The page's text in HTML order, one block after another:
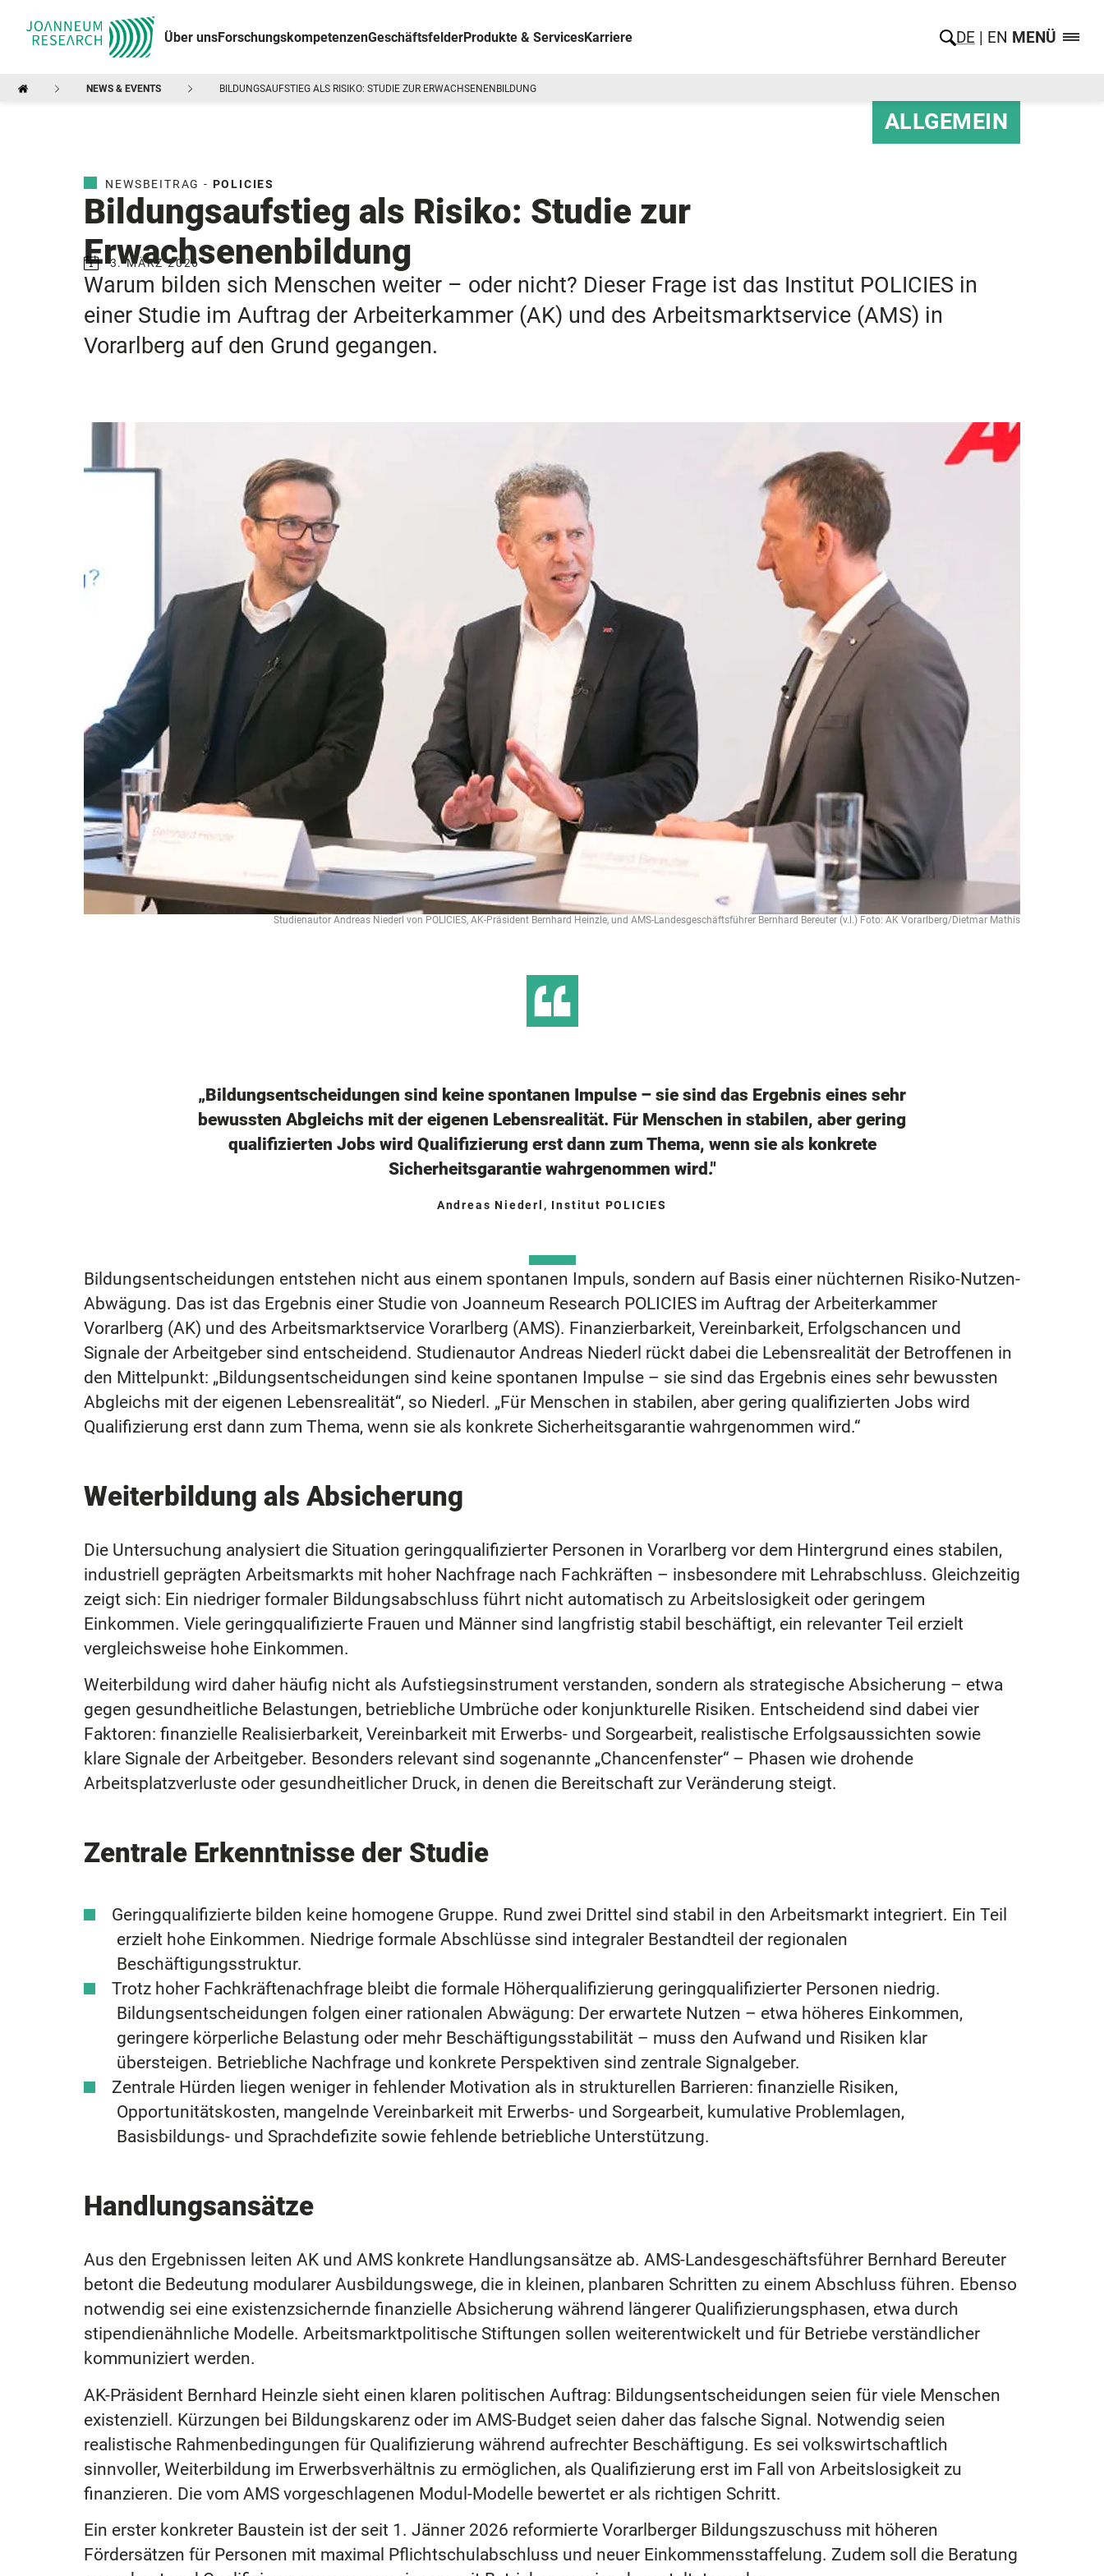
Über unsForschungskompetenzenGeschäftsfelderProdukte & ServicesKarriere DE EN MENÜ
NEWS & EVENTS BILDUNGSAUFSTIEG ALS RISIKO: STUDIE ZUR ERWACHSENENBILDUNG
ALLGEMEIN
NEWSBEITRAG - POLICIES
Bildungsaufstieg als Risiko: Studie zur
Erwachsenenbildung
3. MÄRZ 2026
Warum bilden sich Menschen weiter – oder nicht? Dieser Frage ist das Institut POLICIES in
einer Studie im Auftrag der Arbeiterkammer (AK) und des Arbeitsmarktservice (AMS) in
Vorarlberg auf den Grund gegangen.
Studienautor Andreas Niederl von POLICIES, AK-Präsident Bernhard Heinzle, und AMS-Landesgeschäftsführer Bernhard Bereuter (v.l.) Foto: AK Vorarlberg/Dietmar Mathis
„Bildungsentscheidungen sind keine spontanen Impulse – sie sind das Ergebnis eines sehr
bewussten Abgleichs mit der eigenen Lebensrealität. Für Menschen in stabilen, aber gering
qualifizierten Jobs wird Qualifizierung erst dann zum Thema, wenn sie als konkrete
Sicherheitsgarantie wahrgenommen wird."
Andreas Niederl, Institut POLICIES
Bildungsentscheidungen entstehen nicht aus einem spontanen Impuls, sondern auf Basis einer nüchternen Risiko-Nutzen-
Abwägung. Das ist das Ergebnis einer Studie von Joanneum Research POLICIES im Auftrag der Arbeiterkammer
Vorarlberg (AK) und des Arbeitsmarktservice Vorarlberg (AMS). Finanzierbarkeit, Vereinbarkeit, Erfolgschancen und
Signale der Arbeitgeber sind entscheidend. Studienautor Andreas Niederl rückt dabei die Lebensrealität der Betroffenen in
den Mittelpunkt: „Bildungsentscheidungen sind keine spontanen Impulse – sie sind das Ergebnis eines sehr bewussten
Abgleichs mit der eigenen Lebensrealität“, so Niederl. „Für Menschen in stabilen, aber gering qualifizierten Jobs wird
Qualifizierung erst dann zum Thema, wenn sie als konkrete Sicherheitsgarantie wahrgenommen wird.“
Weiterbildung als Absicherung
Die Untersuchung analysiert die Situation geringqualifizierter Personen in Vorarlberg vor dem Hintergrund eines stabilen,
industriell geprägten Arbeitsmarkts mit hoher Nachfrage nach Fachkräften – insbesondere mit Lehrabschluss. Gleichzeitig
zeigt sich: Ein niedriger formaler Bildungsabschluss führt nicht automatisch zu Arbeitslosigkeit oder geringem
Einkommen. Viele geringqualifizierte Frauen und Männer sind langfristig stabil beschäftigt, ein relevanter Teil erzielt
vergleichsweise hohe Einkommen.
Weiterbildung wird daher häufig nicht als Aufstiegsinstrument verstanden, sondern als strategische Absicherung – etwa
gegen gesundheitliche Belastungen, betriebliche Umbrüche oder konjunkturelle Risiken. Entscheidend sind dabei vier
Faktoren: finanzielle Realisierbarkeit, Vereinbarkeit mit Erwerbs- und Sorgearbeit, realistische Erfolgsaussichten sowie
klare Signale der Arbeitgeber. Besonders relevant sind sogenannte „Chancenfenster“ – Phasen wie drohende
Arbeitsplatzverluste oder gesundheitlicher Druck, in denen die Bereitschaft zur Veränderung steigt.
Zentrale Erkenntnisse der Studie
Geringqualifizierte bilden keine homogene Gruppe. Rund zwei Drittel sind stabil in den Arbeitsmarkt integriert. Ein Teil
erzielt hohe Einkommen. Niedrige formale Abschlüsse sind integraler Bestandteil der regionalen
Beschäftigungsstruktur.
Trotz hoher Fachkräftenachfrage bleibt die formale Höherqualifizierung geringqualifizierter Personen niedrig.
Bildungsentscheidungen folgen einer rationalen Abwägung: Der erwartete Nutzen – etwa höheres Einkommen,
geringere körperliche Belastung oder mehr Beschäftigungsstabilität – muss den Aufwand und Risiken klar
übersteigen. Betriebliche Nachfrage und konkrete Perspektiven sind zentrale Signalgeber.
Zentrale Hürden liegen weniger in fehlender Motivation als in strukturellen Barrieren: finanzielle Risiken,
Opportunitätskosten, mangelnde Vereinbarkeit mit Erwerbs- und Sorgearbeit, kumulative Problemlagen,
Basisbildungs- und Sprachdefizite sowie fehlende betriebliche Unterstützung.
Handlungsansätze
Aus den Ergebnissen leiten AK und AMS konkrete Handlungsansätze ab. AMS-Landesgeschäftsführer Bernhard Bereuter
betont die Bedeutung modularer Ausbildungswege, die in kleinen, planbaren Schritten zu einem Abschluss führen. Ebenso
notwendig sei eine existenzsichernde finanzielle Absicherung während längerer Qualifizierungsphasen, etwa durch
stipendienähnliche Modelle. Arbeitsmarktpolitische Stiftungen sollen weiterentwickelt und für Betriebe verständlicher
kommuniziert werden.
AK-Präsident Bernhard Heinzle sieht einen klaren politischen Auftrag: Bildungsentscheidungen seien für viele Menschen
existenziell. Kürzungen bei Bildungskarenz oder im AMS-Budget seien daher das falsche Signal. Notwendig seien
realistische Rahmenbedingungen für Qualifizierung während aufrechter Beschäftigung. Es sei volkswirtschaftlich
sinnvoller, Weiterbildung im Erwerbsverhältnis zu ermöglichen, als Qualifizierung erst im Fall von Arbeitslosigkeit zu
finanzieren. Die vom AMS vorgeschlagenen Modul-Modelle bewertet er als richtigen Schritt.
Ein erster konkreter Baustein ist der seit 1. Jänner 2026 reformierte Vorarlberger Bildungszuschuss mit höheren
Fördersätzen für Personen mit maximal Pflichtschulabschluss und neuer Einkommensstaffelung. Zudem soll die Beratung